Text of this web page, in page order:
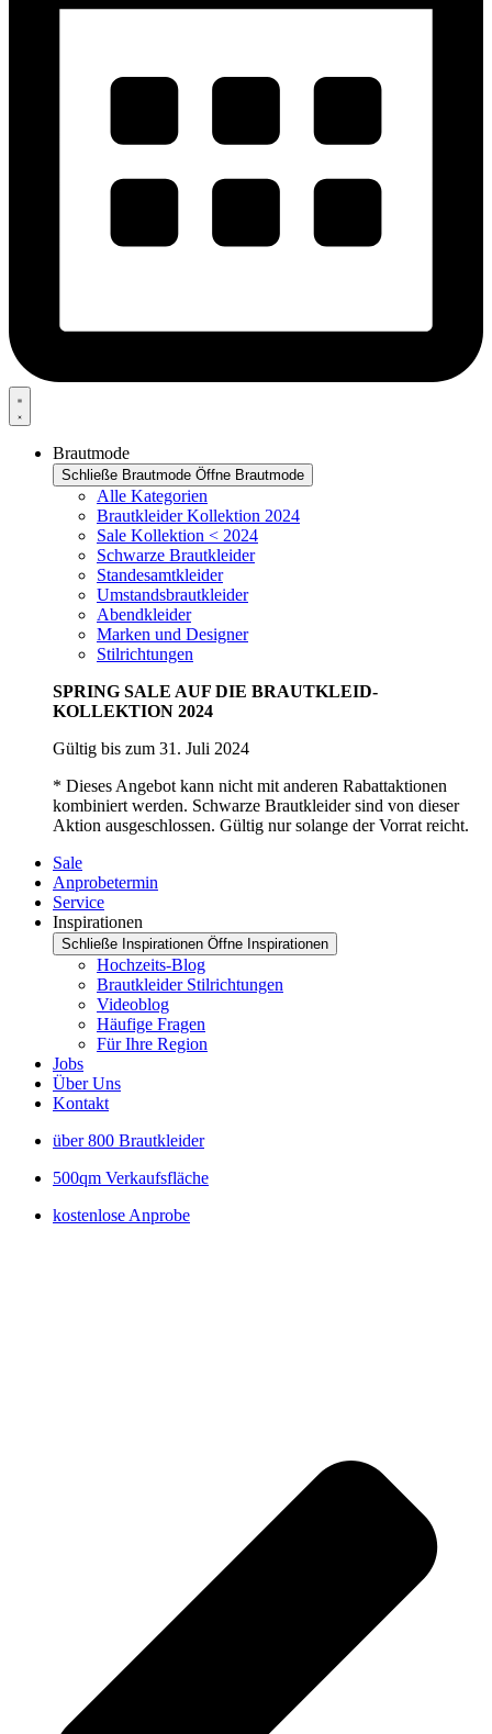
Brautmode
Schließe Brautmode Öffne Brautmode
Alle Kategorien
Brautkleider Kollektion 2024
Sale Kollektion < 2024
Schwarze Brautkleider
Standesamtkleider
Umstandsbrautkleider
Abendkleider
Marken und Designer
Stilrichtungen
SPRING SALE AUF DIE BRAUTKLEID-
KOLLEKTION 2024
Gültig bis zum 31. Juli 2024
* Dieses Angebot kann nicht mit anderen Rabattaktionen
kombiniert werden. Schwarze Brautkleider sind von dieser
Aktion ausgeschlossen. Gültig nur solange der Vorrat reicht.
Sale
Anprobetermin
Service
Inspirationen
Schließe Inspirationen Öffne Inspirationen
Hochzeits-Blog
Brautkleider Stilrichtungen
Videoblog
Häufige Fragen
Für Ihre Region
Jobs
Über Uns
Kontakt
über 800 Brautkleider
500qm Verkaufsfläche
kostenlose Anprobe